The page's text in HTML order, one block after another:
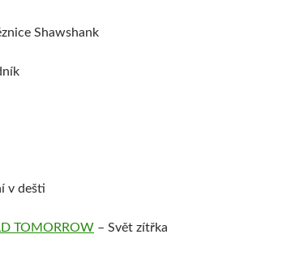
Shawshank
v dešti
TOMORROW – Svět zítřka